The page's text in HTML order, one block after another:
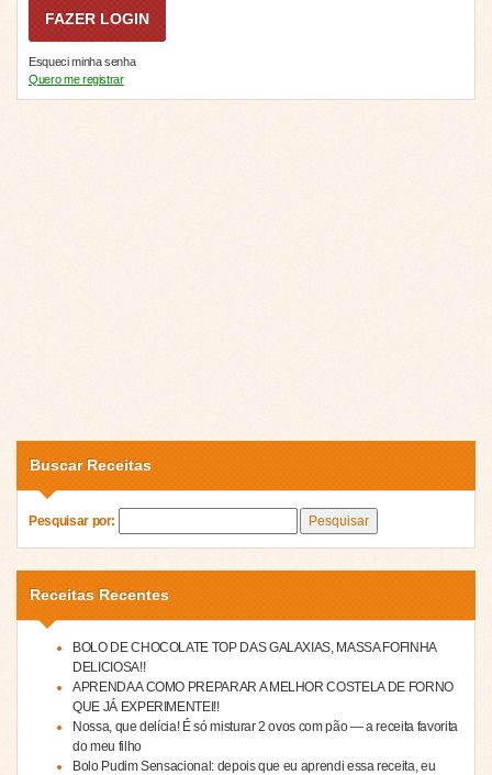
Esqueci minha senha
Quero me registrar
Buscar Receitas
Pesquisar por:
Receitas Recentes
BOLO DE CHOCOLATE TOP DAS GALAXIAS, MASSA FOFINHA
DELICIOSA!!
APRENDA A COMO PREPARAR A MELHOR COSTELA DE FORNO
QUE JÁ EXPERIMENTEI!!
Nossa, que delícia! É só misturar 2 ovos com pão — a receita favorita
do meu filho
Bolo Pudim Sensacional: depois que eu aprendi essa receita, eu